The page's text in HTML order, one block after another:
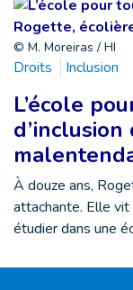
© M. Moreiras / HI
Droits Inclusion
L’école
À douze ans,
attachante. Elle vit
étudier dans une